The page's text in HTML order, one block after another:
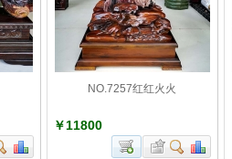
NO.7257红红火火
￥11800